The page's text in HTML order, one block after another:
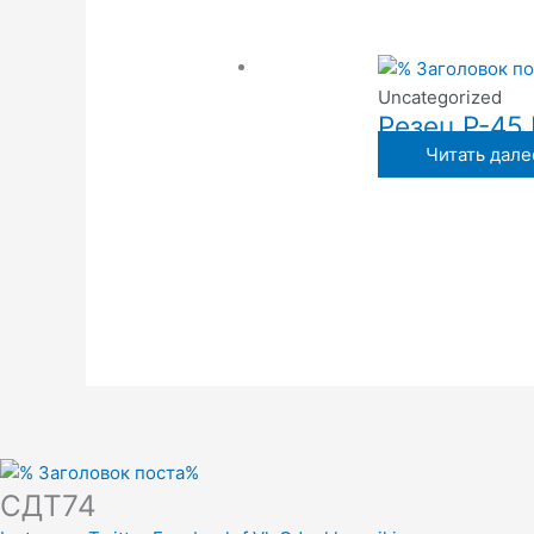
Uncategorized
Резец Р-
Читать
СДТ74